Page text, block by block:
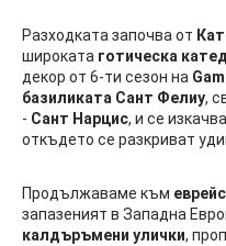
Разходката започва от
широката готическа
декор от 6-ти сезон на
базиликата Сант Фелиу,
- Сант Нарцис, и се
откъдето се разкриват
Продължаваме към
запазеният в Западна
калдъръмени улички,